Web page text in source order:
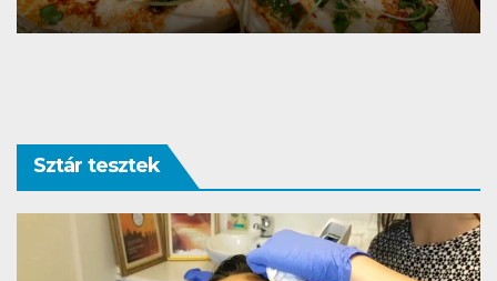
Sztár tesztek